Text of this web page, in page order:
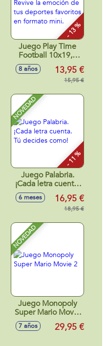
- 13 %
Juego Play Time
Football 10x19,2
cm. Revive la
emoción de tus
deportes favoritos
8 años 13,95 €
15,95 €
NOVEDAD
- 11 %
Juego Palabria.
¡Cada letra cuenta.
Tú decides como!
6 meses 16,95 €
18,95 €
NOVEDAD
Juego Monopoly
Super Mario Movie
7 años 29,95 €